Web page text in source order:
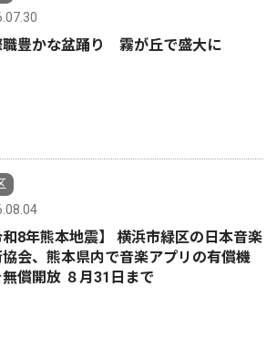
職豊かな盆踊り 霧が丘で盛大に
和8年熊本地震】 横浜市緑区の日本音楽
会、熊本県内で音楽アプリの有償機
償開放 ８月31日まで